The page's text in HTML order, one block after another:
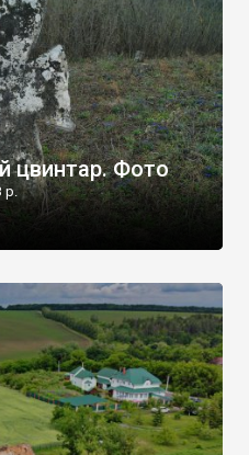
цвинтар. Фото
р.